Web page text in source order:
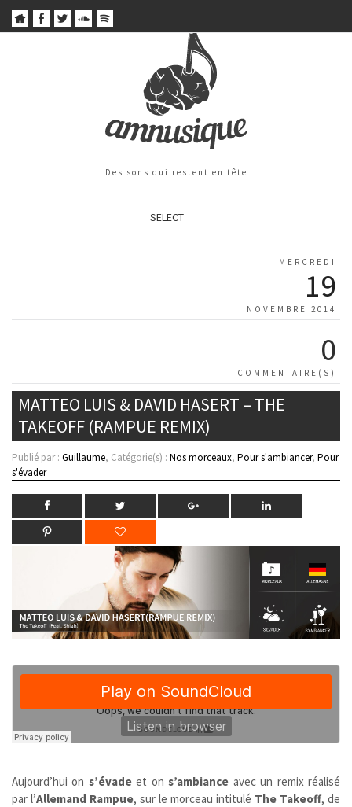
Des sons qui restent en tête
SELECT
MERCREDI
19
NOVEMBRE 2014
0
COMMENTAIRE(S)
MATTEO LUIS & DAVID HASERT – THE
TAKEOFF (RAMPUE REMIX)
Publié par : Guillaume, Catégorie(s) : Nos morceaux, Pour s'ambiancer, Pour
s'évader
Aujourd’hui on s’évadeet ons’ambiance avec un remix réalisé
par l’Allemand Rampue, sur le morceau intitulé The Takeoff, de